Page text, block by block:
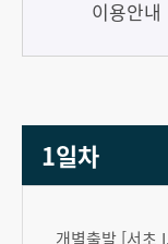
이용안내
1일차
개별출발 [서초